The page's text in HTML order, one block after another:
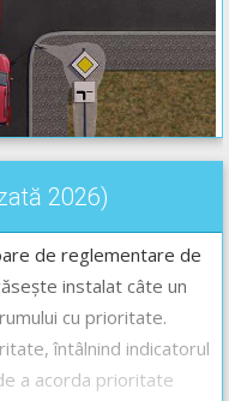
2026)
de reglementare de
instalat câte un
cu prioritate.
întâlnind indicatorul
a acorda prioritate